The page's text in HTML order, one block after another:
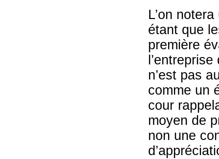
L’on
étant que
première
n’est pas
comme un
cour
moyen de
non une